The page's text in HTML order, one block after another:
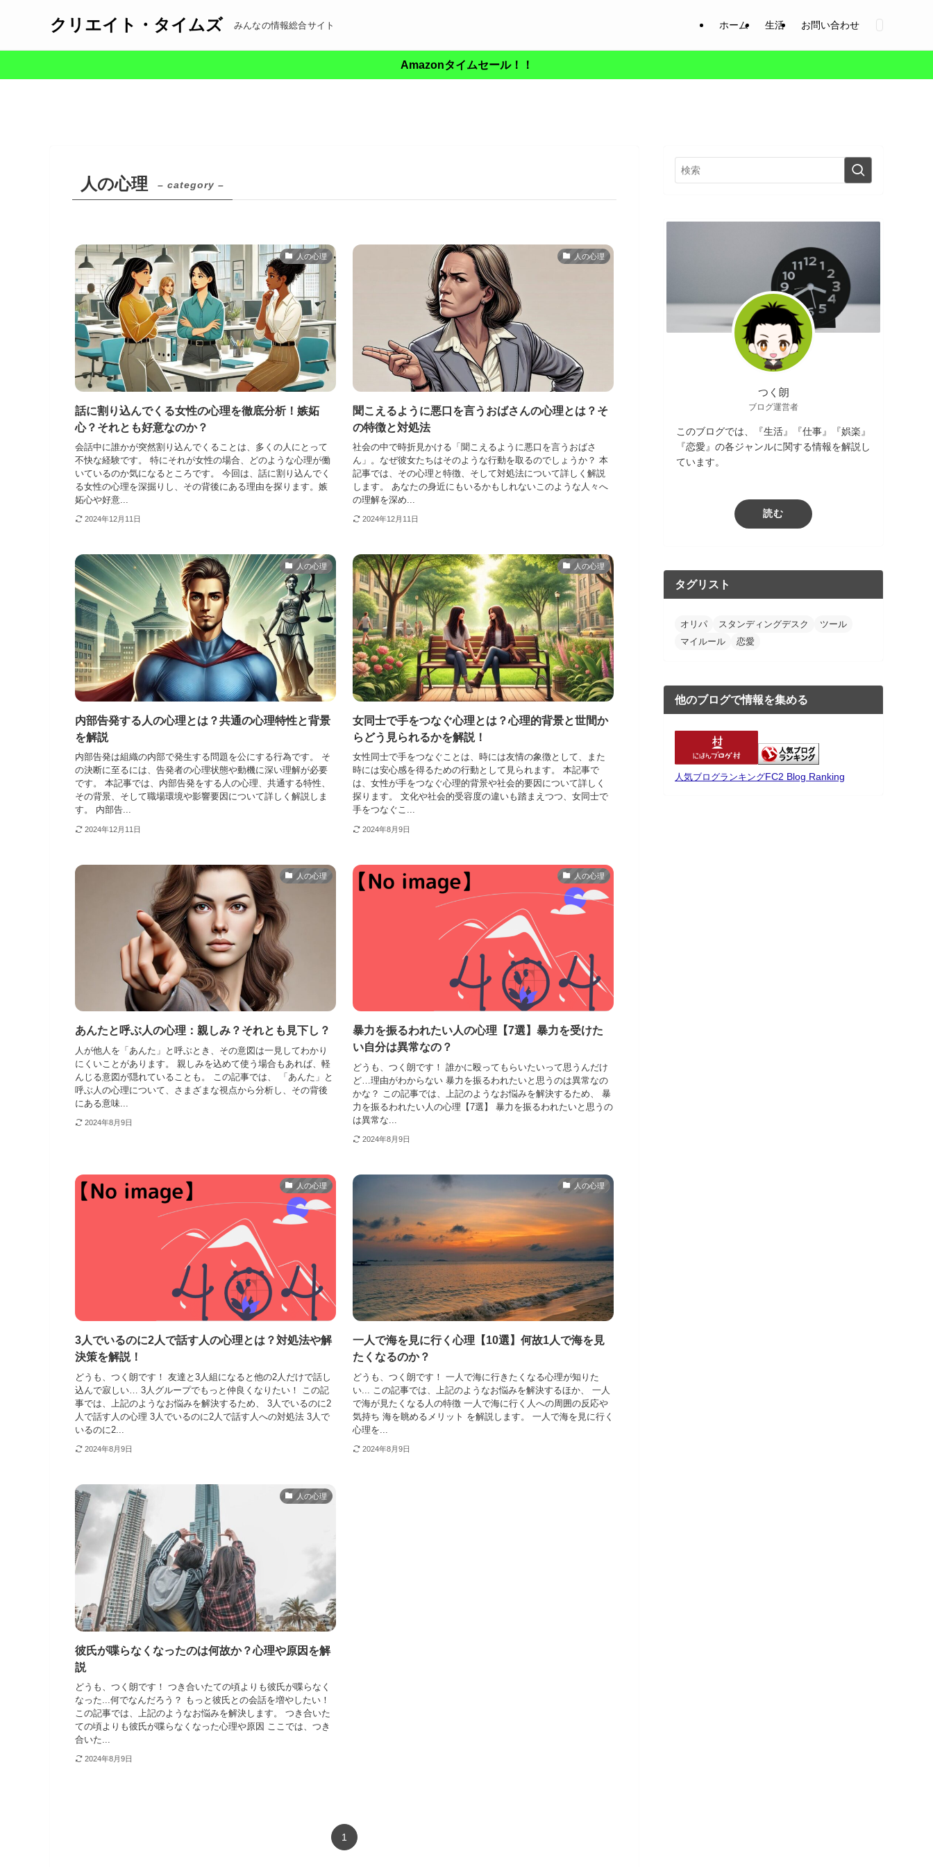
クリエイト・タイムズ みんなの情報総合サイト ホーム 生活 お問い合わせ
Amazonタイムセール！！
人の心理 – category –
人の心理
話に割り込んでくる女性の心理を徹底分析！嫉妬
心？それとも好意なのか？
会話中に誰かが突然割り込んでくることは、多くの人にとって
不快な経験です。 特にそれが女性の場合、どのような心理が働
いているのか気になるところです。 今回は、話に割り込んでく
る女性の心理を深掘りし、その背後にある理由を探ります。嫉
妬心や好意...
2024年12月11日
人の心理
聞こえるように悪口を言うおばさんの心理とは？そ
の特徴と対処法
社会の中で時折見かける「聞こえるように悪口を言うおばさ
ん」。なぜ彼女たちはそのような行動を取るのでしょうか？ 本
記事では、その心理と特徴、そして対処法について詳しく解説
します。 あなたの身近にもいるかもしれないこのような人々へ
の理解を深め...
2024年12月11日
人の心理
内部告発する人の心理とは？共通の心理特性と背景
を解説
内部告発は組織の内部で発生する問題を公にする行為です。 そ
の決断に至るには、告発者の心理状態や動機に深い理解が必要
です。 本記事では、内部告発をする人の心理、共通する特性、
その背景、そして職場環境や影響要因について詳しく解説しま
す。 内部告...
2024年12月11日
人の心理
女同士で手をつなぐ心理とは？心理的背景と世間か
らどう見られるかを解説！
女性同士で手をつなぐことは、時には友情の象徴として、また
時には安心感を得るための行動として見られます。 本記事で
は、女性が手をつなぐ心理的背景や社会的要因について詳しく
探ります。 文化や社会的受容度の違いも踏まえつつ、女同士で
手をつなぐこ...
2024年8月9日
人の心理
あんたと呼ぶ人の心理：親しみ？それとも見下し？
人が他人を「あんた」と呼ぶとき、その意図は一見してわかり
にくいことがあります。 親しみを込めて使う場合もあれば、軽
んじる意図が隠れていることも。 この記事では、 「あんた」と
呼ぶ人の心理について、さまざまな視点から分析し、その背後
にある意味...
2024年8月9日
人の心理
暴力を振るわれたい人の心理【7選】暴力を受けた
い自分は異常なの？
どうも、つく朗です！ 誰かに殴ってもらいたいって思うんだけ
ど…理由がわからない 暴力を振るわれたいと思うのは異常なの
かな？ この記事では、上記のようなお悩みを解決するため、 暴
力を振るわれたい人の心理【7選】 暴力を振るわれたいと思うの
は異常な...
2024年8月9日
人の心理
3人でいるのに2人で話す人の心理とは？対処法や解
決策を解説！
どうも、つく朗です！ 友達と3人組になると他の2人だけで話し
込んで寂しい… 3人グループでもっと仲良くなりたい！ この記
事では、上記のようなお悩みを解決するため、 3人でいるのに2
人で話す人の心理 3人でいるのに2人で話す人への対処法 3人で
いるのに2...
2024年8月9日
人の心理
一人で海を見に行く心理【10選】何故1人で海を見
たくなるのか？
どうも、つく朗です！ 一人で海に行きたくなる心理が知りた
い... この記事では、上記のようなお悩みを解決するほか、 一人
で海が見たくなる人の特徴 一人で海に行く人への周囲の反応や
気持ち 海を眺めるメリット を解説します。 一人で海を見に行く
心理を...
2024年8月9日
人の心理
彼氏が喋らなくなったのは何故か？心理や原因を解
説
どうも、つく朗です！ つき合いたての頃よりも彼氏が喋らなく
なった...何でなんだろう？ もっと彼氏との会話を増やしたい！
この記事では、上記のようなお悩みを解決します。 つき合いた
ての頃よりも彼氏が喋らなくなった心理や原因 ここでは、つき
合いた...
2024年8月9日
1
つく朗
ブログ運営者
このブログでは、『生活』『仕事』『娯楽』
『恋愛』の各ジャンルに関する情報を解説し
ています。
読む
タグリスト
オリパ スタンディングデスク
ツール
マイルール
恋愛
他のブログで情報を集める
人気ブログランキングFC2 Blog Ranking